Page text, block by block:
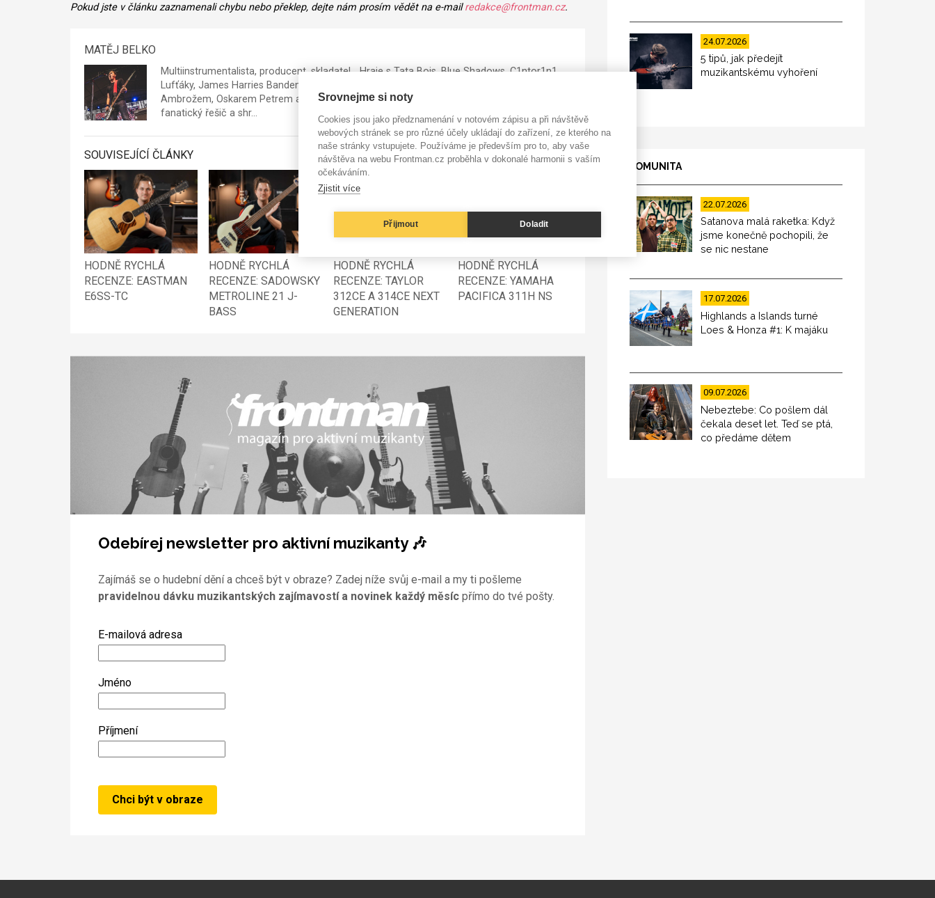
Pokud jste v článku zaznamenali chybu nebo překlep, dejte nám prosím vědět na e-mailredakce@frontman.cz.
MATĚJ BELKO
Multiinstrumentalista, producent, skladatel... Hraje s Tata Bojs, Blue Shadows, C1ntor1n1,
Lufťáky, James Harries Bandem, dříve s Davidem Kollerem, Lenkou Dusilovou, Michalem
Ambrožem, Oskarem Petrem a mnoha dalšími. Je autor a protagonista seriálu KUMŠT,
fanatický řešič a shr…
SOUVISEJÍCÍ ČLÁNKY
HODNĚ RYCHLÁ
RECENZE: EASTMAN
E6SS-TC
HODNĚ RYCHLÁ
RECENZE: SADOWSKY
METROLINE 21 J-
BASS
HODNĚ RYCHLÁ
RECENZE: TAYLOR
312CE A 314CE NEXT
GENERATION
HODNĚ RYCHLÁ
RECENZE: YAMAHA
PACIFICA 311H NS
Odebírej newsletter pro aktivní muzikanty 🎶
Zajímáš se o hudební dění a chceš být v obraze? Zadej níže svůj e-mail a my ti pošleme
pravidelnou dávku muzikantských zajímavostí a novinek každý měsícpřímo do tvé pošty.
E-mailová adresa
Jméno
Příjmení
24.07.2026
5 tipů, jak předejít
muzikantskému vyhoření
KOMUNITA
22.07.2026
Satanova malá raketka: Když
jsme konečně pochopili, že
se nic nestane
17.07.2026
Highlands a Islands turné
Loes & Honza #1: K majáku
09.07.2026
Nebeztebe: Co pošlem dál
čekala deset let. Teď se ptá,
co předáme dětem
Srovnejme si noty
Cookies jsou jako předznamenání v notovém zápisu a při návštěvě
webových stránek se pro různé účely ukládají do zařízení, ze kterého na
naše stránky vstupujete. Používáme je především pro to, aby vaše
návštěva na webu Frontman.cz proběhla v dokonalé harmonii s vaším
očekáváním.
Zjistit více
Přijmout Doladit